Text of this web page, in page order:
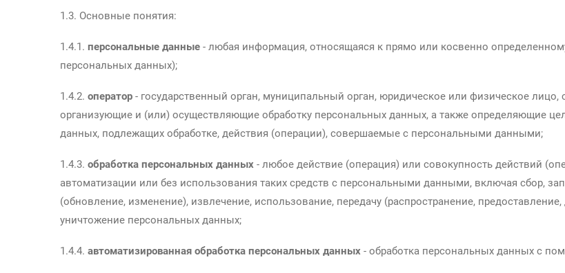
1.3. Основные понятия:
1.4.1. персональные данные - любая информация, относящаяся к прямо или косвенно
персональных данных);
1.4.2. оператор - государственный орган, муниципальный орган, юридическое или физическое
организующие и (или) осуществляющие обработку персональных данных, а также определяющие
данных, подлежащих обработке, действия (операции), совершаемые с персональными данными;
1.4.3. обработка персональных данных - любое действие (операция) или совокупность действий
автоматизации или без использования таких средств с персональными данными, включая сбор,
(обновление, изменение), извлечение, использование, передачу (распространение,
уничтожение персональных данных;
1.4.4. автоматизированная обработка персональных данных - обработка персональных данных с